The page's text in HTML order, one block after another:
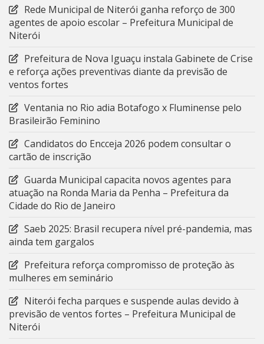
Rede Municipal de Niterói ganha reforço de 300
agentes de apoio escolar – Prefeitura Municipal de
Niterói
Prefeitura de Nova Iguaçu instala Gabinete de Crise
e reforça ações preventivas diante da previsão de
ventos fortes
Ventania no Rio adia Botafogo x Fluminense pelo
Brasileirão Feminino
Candidatos do Encceja 2026 podem consultar o
cartão de inscrição
Guarda Municipal capacita novos agentes para
atuação na Ronda Maria da Penha – Prefeitura da
Cidade do Rio de Janeiro
Saeb 2025: Brasil recupera nível pré-pandemia, mas
ainda tem gargalos
Prefeitura reforça compromisso de proteção às
mulheres em seminário
Niterói fecha parques e suspende aulas devido à
previsão de ventos fortes – Prefeitura Municipal de
Niterói